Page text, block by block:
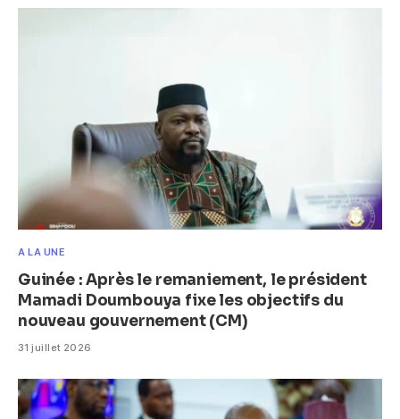
A LA UNE
Guinée : Après le remaniement, le président
Mamadi Doumbouya fixe les objectifs du
nouveau gouvernement (CM)
31 juillet 2026